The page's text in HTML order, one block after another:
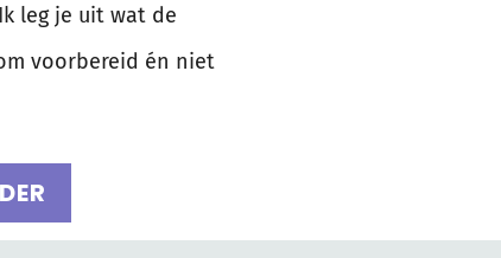
leg je uit wat de
voorbereid én niet